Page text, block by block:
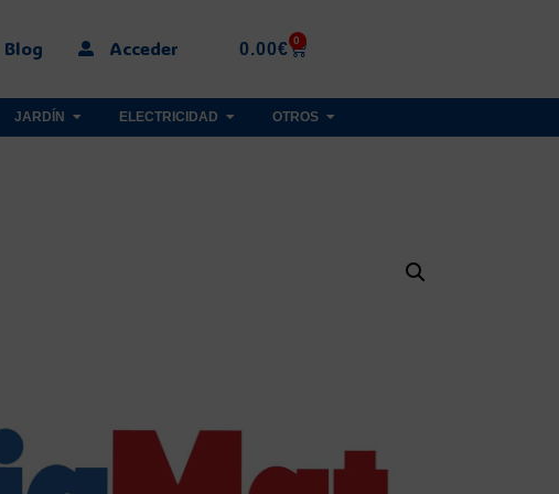
Blog Acceder 0.00€ 0
JARDÍN ELECTRICIDAD OTROS